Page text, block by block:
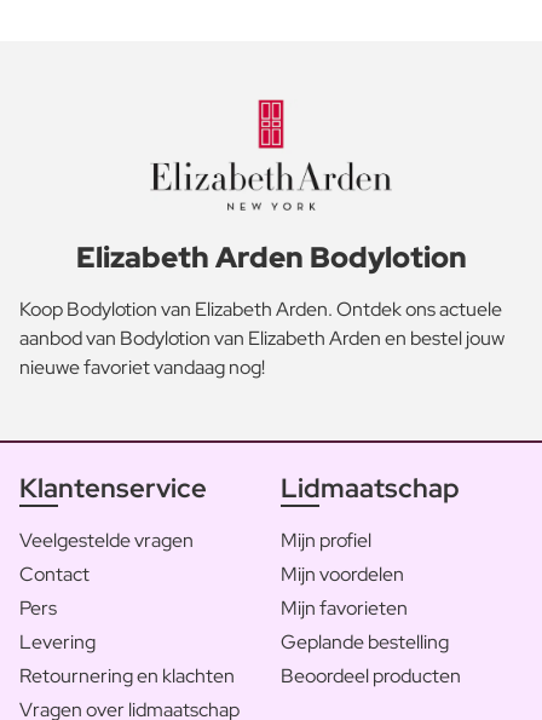
Elizabeth Arden Bodylotion
Koop Bodylotion van Elizabeth Arden. Ontdek ons actuele
aanbod van Bodylotion van Elizabeth Arden en bestel jouw
nieuwe favoriet vandaag nog!
Klantenservice
Veelgestelde vragen
Contact
Pers
Levering
Retournering en klachten
Vragen over lidmaatschap
Lidmaatschap
Mijn profiel
Mijn voordelen
Mijn favorieten
Geplande bestelling
Beoordeel producten